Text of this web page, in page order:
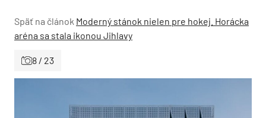
Späť na článok Moderný stánok nielen pre hokej. Horácka
aréna sa stala ikonou Jihlavy
8 / 23